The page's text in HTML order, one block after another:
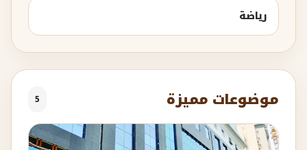
رياضة
موضوعات مميزة 5